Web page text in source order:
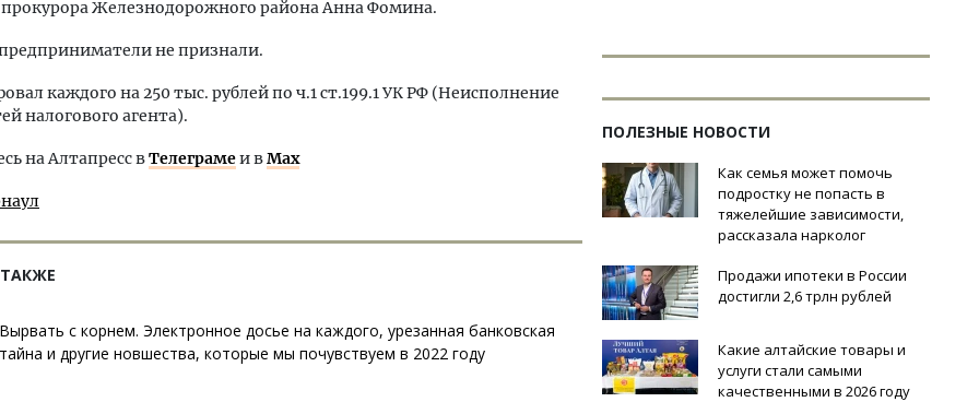
Железнодорожного района Анна Фомина.
не признали.
каждого на 250 тыс. рублей по ч.1 ст.199.1 УК РФ (Неисполнение
налогового агента).
на Алтапресс вТелеграмеи вMax
Вырвать с корнем. Электронное досье на каждого, урезанная банковская
тайна и другие новшества, которые мы почувствуем в 2022 году
ПОЛЕЗНЫЕ НОВОСТИ
Как семья может помочь
подростку не попасть в
тяжелейшие зависимости,
рассказала нарколог
Продажи ипотеки в России
достигли 2,6 трлн рублей
Какие алтайские товары и
услуги стали самыми
качественными в 2026 году